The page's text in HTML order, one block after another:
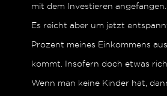
mit dem Investieren angefangen.
Es reicht aber um jetzt
Prozent meines Einkommens
kommt. Insofern doch etwas
Wenn man keine Kinder hat,